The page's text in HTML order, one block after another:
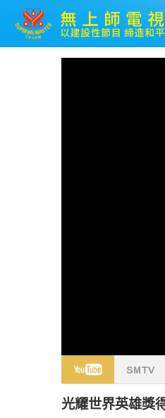
光耀世界英雄獎